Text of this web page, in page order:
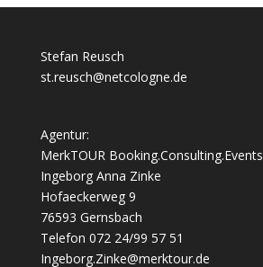
Stefan Reusch
st.reusch@netcologne.de
Agentur:
MerkTOUR Booking.Consulting.Events
Ingeborg Anna Zinke
Hofaeckerweg 9
76593 Gernsbach
Telefon 072 24/99 57 51
Ingeborg.Zinke@merktour.de